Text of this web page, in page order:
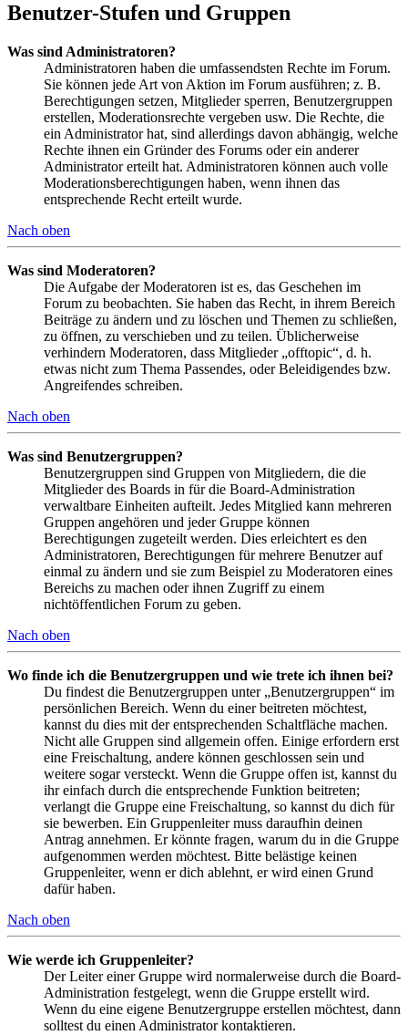
Benutzer-Stufen und Gruppen
Was sind Administratoren?
Administratoren haben die umfassendsten Rechte im Forum.
Sie können jede Art von Aktion im Forum ausführen; z. B.
Berechtigungen setzen, Mitglieder sperren, Benutzergruppen
erstellen, Moderationsrechte vergeben usw. Die Rechte, die
ein Administrator hat, sind allerdings davon abhängig, welche
Rechte ihnen ein Gründer des Forums oder ein anderer
Administrator erteilt hat. Administratoren können auch volle
Moderationsberechtigungen haben, wenn ihnen das
entsprechende Recht erteilt wurde.
Nach oben
Was sind Moderatoren?
Die Aufgabe der Moderatoren ist es, das Geschehen im
Forum zu beobachten. Sie haben das Recht, in ihrem Bereich
Beiträge zu ändern und zu löschen und Themen zu schließen,
zu öffnen, zu verschieben und zu teilen. Üblicherweise
verhindern Moderatoren, dass Mitglieder „offtopic“, d. h.
etwas nicht zum Thema Passendes, oder Beleidigendes bzw.
Angreifendes schreiben.
Nach oben
Was sind Benutzergruppen?
Benutzergruppen sind Gruppen von Mitgliedern, die die
Mitglieder des Boards in für die Board-Administration
verwaltbare Einheiten aufteilt. Jedes Mitglied kann mehreren
Gruppen angehören und jeder Gruppe können
Berechtigungen zugeteilt werden. Dies erleichtert es den
Administratoren, Berechtigungen für mehrere Benutzer auf
einmal zu ändern und sie zum Beispiel zu Moderatoren eines
Bereichs zu machen oder ihnen Zugriff zu einem
nichtöffentlichen Forum zu geben.
Nach oben
Wo finde ich die Benutzergruppen und wie trete ich ihnen bei?
Du findest die Benutzergruppen unter „Benutzergruppen“ im
persönlichen Bereich. Wenn du einer beitreten möchtest,
kannst du dies mit der entsprechenden Schaltfläche machen.
Nicht alle Gruppen sind allgemein offen. Einige erfordern erst
eine Freischaltung, andere können geschlossen sein und
weitere sogar versteckt. Wenn die Gruppe offen ist, kannst du
ihr einfach durch die entsprechende Funktion beitreten;
verlangt die Gruppe eine Freischaltung, so kannst du dich für
sie bewerben. Ein Gruppenleiter muss daraufhin deinen
Antrag annehmen. Er könnte fragen, warum du in die Gruppe
aufgenommen werden möchtest. Bitte belästige keinen
Gruppenleiter, wenn er dich ablehnt, er wird einen Grund
dafür haben.
Nach oben
Wie werde ich Gruppenleiter?
Der Leiter einer Gruppe wird normalerweise durch die Board-
Administration festgelegt, wenn die Gruppe erstellt wird.
Wenn du eine eigene Benutzergruppe erstellen möchtest, dann
solltest du einen Administrator kontaktieren.